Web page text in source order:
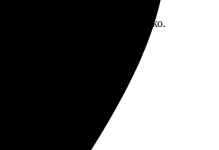
выбрала размеры – все легко.